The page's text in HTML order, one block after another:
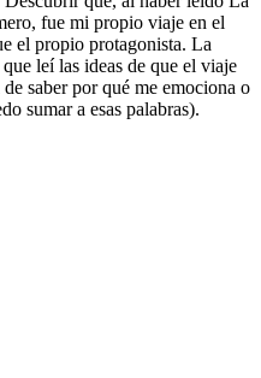
fue mi propio viaje en el
el propio protagonista. La
leí las ideas de que el viaje
saber por qué me emociona o
sumar a esas palabras).